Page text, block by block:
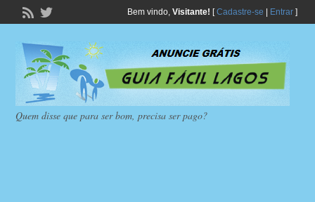
Bem vindo, Visitante! [Cadastre-se Entrar]
Quem disse que para ser bom, precisa ser pago?